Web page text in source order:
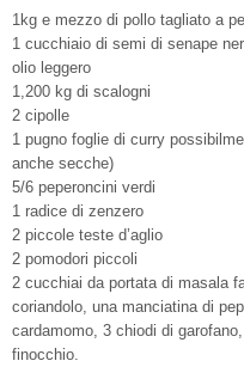
1kg e mezzo di pollo tagliato a
1 cucchiaio di semi di senape
olio leggero
1,200 kg di scalogni
2 cipolle
1 pugno foglie di curry
anche secche)
5/6 peperoncini verdi
1 radice di zenzero
2 piccole teste d’aglio
2 pomodori piccoli
2 cucchiai da portata di masala
coriandolo, una manciatina di
cardamomo, 3 chiodi di
finocchio.